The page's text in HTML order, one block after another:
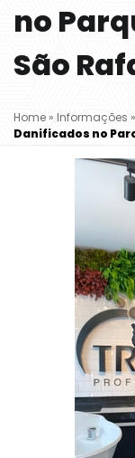
no
São
Home» Informações »
Danificados no